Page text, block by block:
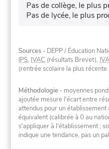
Pas de collège, le plus
Pas de lycée, le plus
Sources - DEPP / Éducation
IPS, IVAC (résultats Brevet),
(rentrée scolaire la plus récente
Méthodologie - moyennes
ajoutée mesure l'écart entre
attendus pour un
équivalent (calibrée à 0 au
s'appliquer à l'établissement ;
indique une tendance, pas un